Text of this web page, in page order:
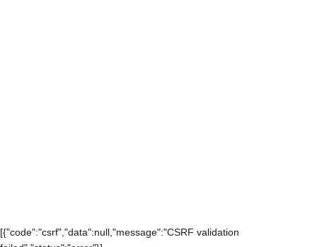
[{"code":"csrf","data":null,"message":"CSRF validation